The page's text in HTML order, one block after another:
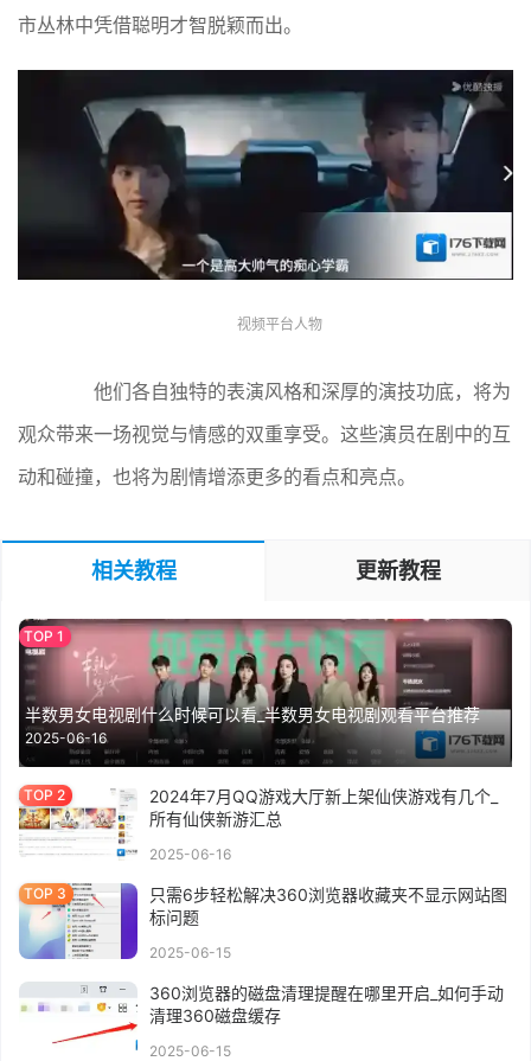
市丛林中凭借聪明才智脱颖而出。
视频平台人物
他们各自独特的表演风格和深厚的演技功底，将为
观众带来一场视觉与情感的双重享受。这些演员在剧中的互
动和碰撞，也将为剧情增添更多的看点和亮点。
相关教程 更新教程
半数男女电视剧什么时候可以看_半数男女电视剧观看平台推荐
2025-06-16
2024年7月QQ游戏大厅新上架仙侠游戏有几个_
所有仙侠新游汇总
2025-06-16
只需6步轻松解决360浏览器收藏夹不显示网站图
标问题
2025-06-15
360浏览器的磁盘清理提醒在哪里开启_如何手动
清理360磁盘缓存
2025-06-15